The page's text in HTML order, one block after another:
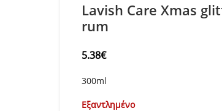
Lavish Care Xmas
rum
5.38€
300ml
Εξαντλημένο